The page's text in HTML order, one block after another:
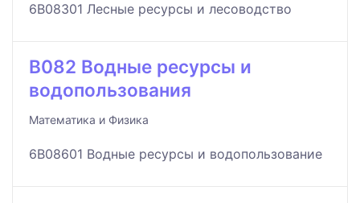
6B08301 Лесные ресурсы и лесоводство
B082 Водные ресурсы и
водопользования
Математика и Физика
6B08601 Водные ресурсы и водопользование